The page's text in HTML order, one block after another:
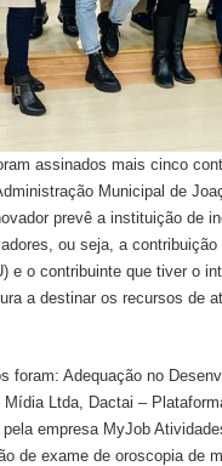
assinados mais cinco
Municipal de
prevê a instituição de
ou seja, a
e o contribuinte que tiver o
a destinar os recursos de
foram: Adequação no
Ltda, Dactai –
empresa MyJob
de exame de oroscopia de